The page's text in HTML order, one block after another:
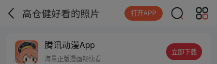
高仓健好看的照片 打开APP
腾讯动漫App
海量正版漫画畅快看
立即下载